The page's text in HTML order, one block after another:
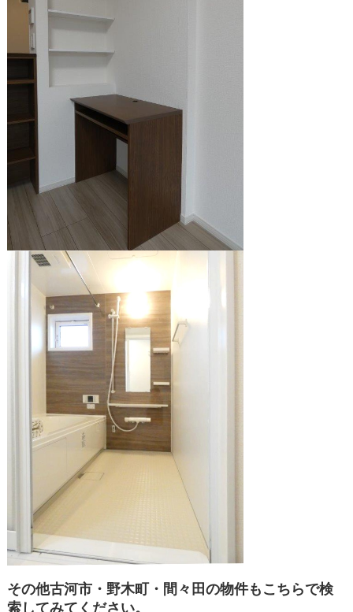
その他古河市・野木町・間々田の物件もこちらで検
索してみてください。